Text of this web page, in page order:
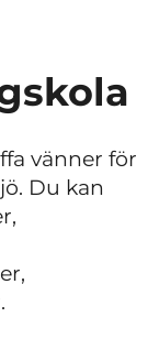
vänner för
Du kan